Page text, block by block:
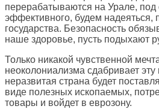
перерабатываются на Урале, под
эффективного, будем надеяться,
государства. Безопасность
наше здоровье, пусть подыхают
Только никакой чувственной
неоколониализма сдабривает эту
неразвитая страна будет
виде полезных ископаемых,
товары и войдет в еврозону.